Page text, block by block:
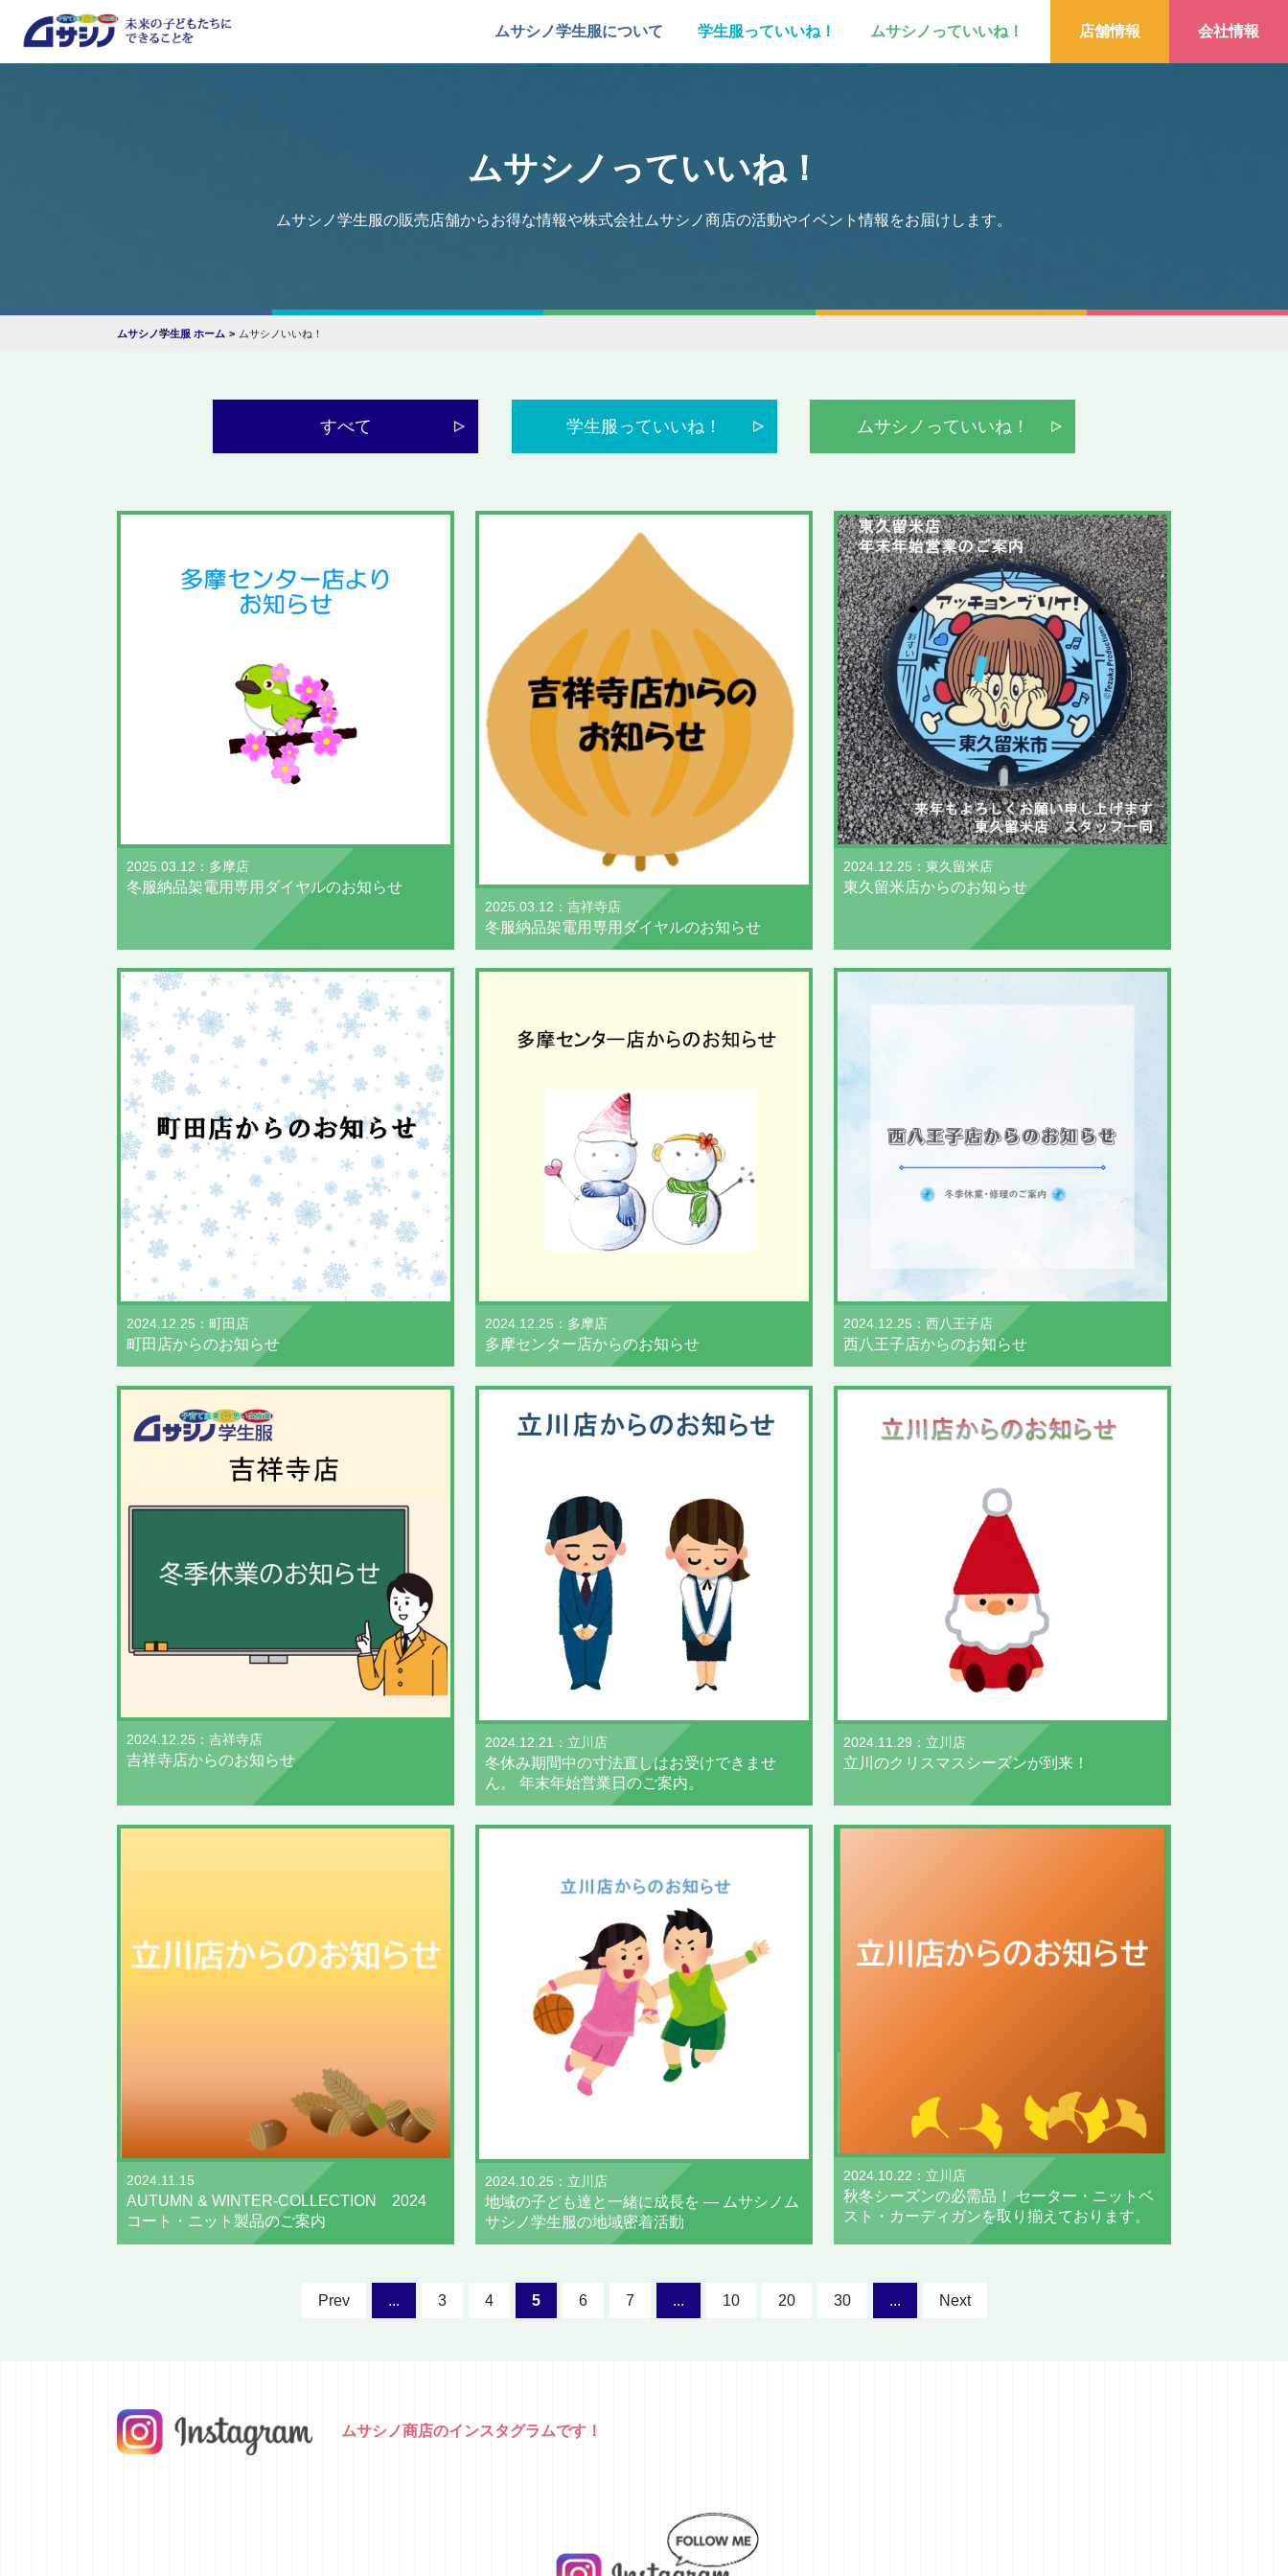
ムサシノ学生服について 学生服っていいね！ ムサシノっていいね！ 店舗情報 会社情報
ムサシノっていいね！
ムサシノ学生服の販売店舗からお得な情報や株式会社ムサシノ商店の活動やイベント情報をお届けします。
ムサシノ学生服 ホーム ムサシノいいね！
すべて 学生服っていいね！ ムサシノっていいね！
2025.03.12：多摩店
冬服納品架電用 専用ダイヤルのお知らせ
2025.03.12：吉祥寺店
冬服納品架電用 専用ダイヤルのお知らせ
2024.12.25：東久留米店
東久留米店からのお知らせ
2024.12.25：町田店
町田店からのお知らせ
2024.12.25：多摩店
多摩センター店からのお知らせ
2024.12.25：西八王子店
西八王子店からのお知らせ
2024.12.25：吉祥寺店
吉祥寺店からのお知らせ
2024.12.21：立川店
冬休み期間中の寸法直しはお受けできませ
ん。 年末年始営業日のご案内。
2024.11.29：立川店
立川のクリスマスシーズンが到来！
2024.11.15
AUTUMN & WINTER-COLLECTION 2024
コート・ニット製品のご案内
2024.10.25：立川店
地域の子ども達と一緒に成長を ― ムサシノム
サシノ学生服の地域密着活動
2024.10.22：立川店
秋冬シーズンの必需品！ セーター・ニットベ
スト・カーディガンを取り揃えております。
Prev ... 3 4 5 6 7 ... 10 20 30 ... Next
ムサシノ商店のインスタグラムです！